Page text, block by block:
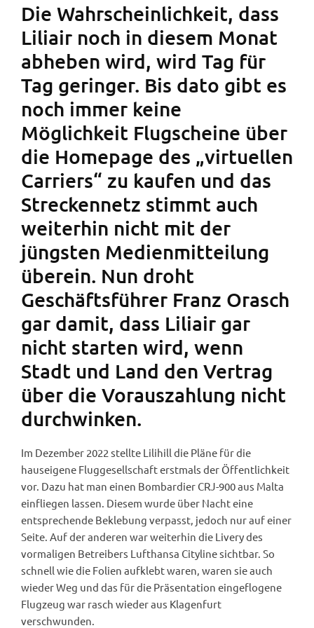
Die Wahrscheinlichkeit, dass
Liliair noch in diesem Monat
abheben wird, wird Tag für
Tag geringer. Bis dato gibt es
noch immer keine
Möglichkeit Flugscheine über
die Homepage des „virtuellen
Carriers“ zu kaufen und das
Streckennetz stimmt auch
weiterhin nicht mit der
jüngsten Medienmitteilung
überein. Nun droht
Geschäftsführer Franz Orasch
gar damit, dass Liliair gar
nicht starten wird, wenn
Stadt und Land den Vertrag
über die Vorauszahlung nicht
durchwinken.
Im Dezember 2022 stellte Lilihill die Pläne für die
hauseigene Fluggesellschaft erstmals der Öffentlichkeit
vor. Dazu hat man einen Bombardier CRJ-900 aus Malta
einfliegen lassen. Diesem wurde über Nacht eine
entsprechende Beklebung verpasst, jedoch nur auf einer
Seite. Auf der anderen war weiterhin die Livery des
vormaligen Betreibers Lufthansa Cityline sichtbar. So
schnell wie die Folien aufklebt waren, waren sie auch
wieder Weg und das für die Präsentation eingeflogene
Flugzeug war rasch wieder aus Klagenfurt
verschwunden.